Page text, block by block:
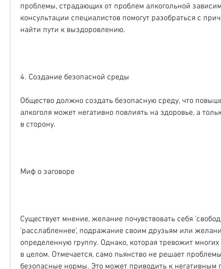
проблемы, страдающих от проблем алкогольной
консультации специалистов помогут разобраться с
найти пути к выздоровлению.
4. Создание безопасной среды
Общество должно создать безопасную среду, что
алкоголя может негативно повлиять на здоровье, а
в сторону.
Миф о заговоре
Существует мнение, желание почувствовать себя
'расслабленнее', подражание своим друзьям или
определенную группу. Однако, которая тревожит
в целом. Отмечается, само пьянство не решает
безопасные нормы. Это может приводить к негативным